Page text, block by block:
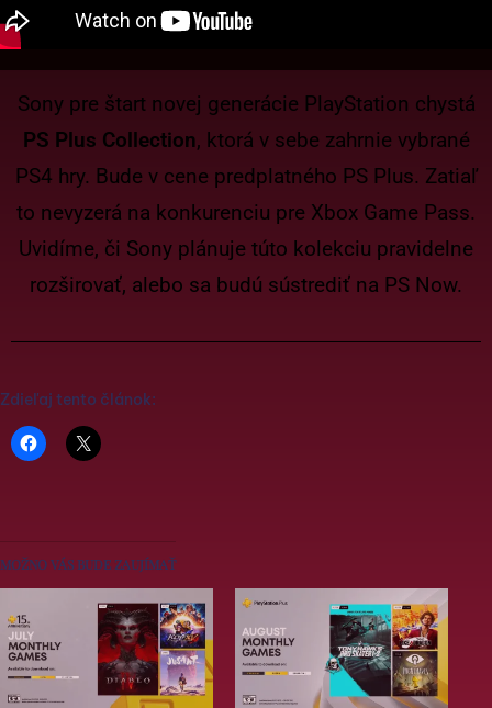
Sony pre štart novej generácie PlayStation chystá
PS Plus Collection, ktorá v sebe zahrnie vybrané
PS4 hry. Bude v cene predplatného PS Plus. Zatiaľ
to nevyzerá na konkurenciu pre Xbox Game Pass.
Uvidíme, či Sony plánuje túto kolekciu pravidelne
rozširovať, alebo sa budú sústrediť na PS Now.
Zdieľaj tento článok:
MOŽNO VÁS BUDE ZAUJÍMAŤ